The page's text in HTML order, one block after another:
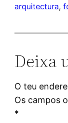
arquitectura,
Deixa
O teu
Os campos
*